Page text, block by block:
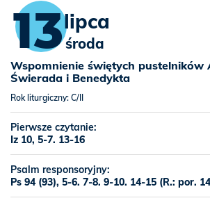
13lipca
środa
Wspomnienie świętych pustelników
Świerada i Benedykta
Rok liturgiczny: C/II
Pierwsze czytanie:
Iz 10, 5-7. 13-16
Psalm responsoryjny:
Ps 94 (93), 5-6. 7-8. 9-10. 14-15 (R.: por.